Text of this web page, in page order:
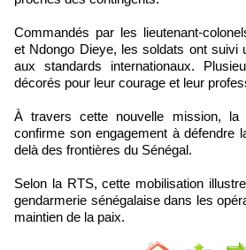
Commandés par les lieutenant-
et Ndongo Dieye, les soldats ont suivi
aux standards internationaux.
décorés pour leur courage et leur
À travers cette nouvelle mission, la
confirme son engagement à défendre
delà des frontières du Sénégal.
Selon la RTS, cette mobilisation
gendarmerie sénégalaise dans les
maintien de la paix.